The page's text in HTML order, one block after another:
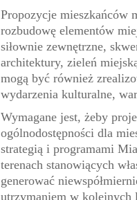
Propozycje mieszkańców
rozbudowę elementów
siłownie zewnętrzne,
architektury, zieleń
mogą być również
wydarzenia kulturalne,
Wymagane jest, żeby
ogólnodostępności dla
strategią i programami
terenach stanowiących
generować
utrzymaniem w kolejnych